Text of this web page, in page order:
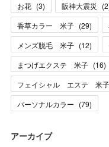
お花 (3) 阪神大震災 (2
香草カラー 米子 (29)
メンズ脱毛 米子 (12)
まつげエクステ 米子 (16)
フェイシャル エステ 米子
パーソナルカラー (79)
アーカイブ